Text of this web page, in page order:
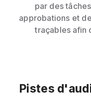
par des
approbations et
traçables afin
Pistes